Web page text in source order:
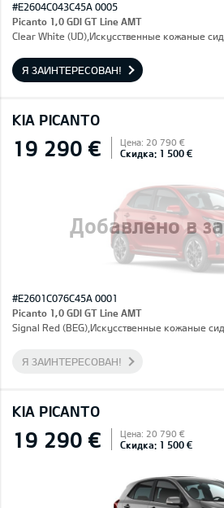
#E2604C043C45A 0005
Picanto 1,0 GDI GT Line AMT
Clear White (UD),Искусственные кожаные
Я ЗАИНТЕРЕСОВАН!
KIA PICANTO
Добавлено в
19 290 € Цена: 20 790 €
Скидка: 1 500 €
#E2601C076C45A 0001
Picanto 1,0 GDI GT Line AMT
Signal Red (BEG),Искусственные кожаные
Я ЗАИНТЕРЕСОВАН!
KIA PICANTO
19 290 € Цена: 20 790 €
Скидка: 1 500 €